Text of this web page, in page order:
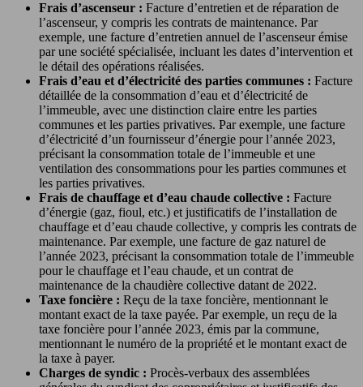
Frais d’ascenseur : Facture d’entretien et de réparation de
l’ascenseur, y compris les contrats de maintenance. Par
exemple, une facture d’entretien annuel de l’ascenseur émise
par une société spécialisée, incluant les dates d’intervention et
le détail des opérations réalisées.
Frais d’eau et d’électricité des parties communes : Facture
détaillée de la consommation d’eau et d’électricité de
l’immeuble, avec une distinction claire entre les parties
communes et les parties privatives. Par exemple, une facture
d’électricité d’un fournisseur d’énergie pour l’année 2023,
précisant la consommation totale de l’immeuble et une
ventilation des consommations pour les parties communes et
les parties privatives.
Frais de chauffage et d’eau chaude collective : Facture
d’énergie (gaz, fioul, etc.) et justificatifs de l’installation de
chauffage et d’eau chaude collective, y compris les contrats de
maintenance. Par exemple, une facture de gaz naturel de
l’année 2023, précisant la consommation totale de l’immeuble
pour le chauffage et l’eau chaude, et un contrat de
maintenance de la chaudière collective datant de 2022.
Taxe foncière : Reçu de la taxe foncière, mentionnant le
montant exact de la taxe payée. Par exemple, un reçu de la
taxe foncière pour l’année 2023, émis par la commune,
mentionnant le numéro de la propriété et le montant exact de
la taxe à payer.
Charges de syndic : Procès-verbaux des assemblées